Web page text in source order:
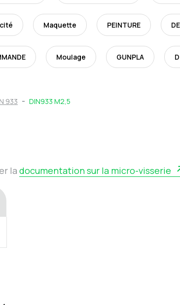
Maquette PEINTURE
Moulage GUNPLA
933 DIN933 M2,5
la documentation sur la micro-visserie